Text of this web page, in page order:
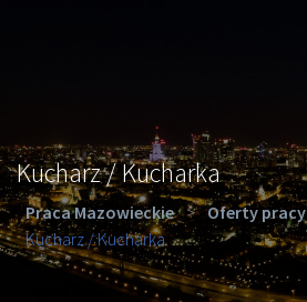
Kucharz / Kucharka
Praca Mazowieckie > Oferty pracy
Kucharz / Kucharka